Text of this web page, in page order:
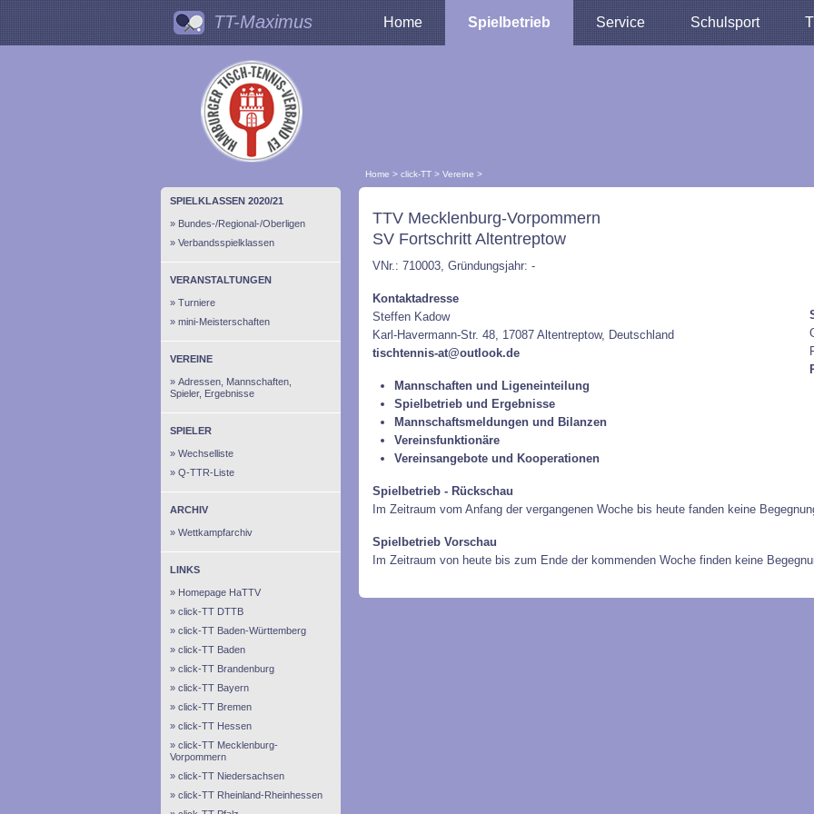
TT-Maximus Home Spielbetrieb Service Schulsport
Home > click-TT > Vereine >
SPIELKLASSEN 2020/21
Bundes-/Regional-/Oberligen
Verbandsspielklassen
VERANSTALTUNGEN
Turniere
mini-Meisterschaften
VEREINE
Adressen, Mannschaften,
Spieler, Ergebnisse
SPIELER
Wechselliste
Q-TTR-Liste
ARCHIV
Wettkampfarchiv
LINKS
Homepage HaTTV
click-TT DTTB
click-TT Baden-Württemberg
click-TT Baden
click-TT Brandenburg
click-TT Bayern
click-TT Bremen
click-TT Hessen
click-TT Mecklenburg-
Vorpommern
click-TT Niedersachsen
click-TT Rheinland-Rheinhessen
TTV Mecklenburg-Vorpommern
SV Fortschritt Altentreptow
VNr.: 710003, Gründungsjahr: -
Kontaktadresse
Steffen Kadow
Karl-Havermann-Str. 48, 17087 Altentreptow, Deutschland
tischtennis-at@outlook.de
Mannschaften und Ligeneinteilung
Spielbetrieb und Ergebnisse
Mannschaftsmeldungen und Bilanzen
Vereinsfunktionäre
Vereinsangebote und Kooperationen
Spielbetrieb - Rückschau
Im Zeitraum vom Anfang der vergangenen Woche bis heute fanden keine
Spielbetrieb Vorschau
Im Zeitraum von heute bis zum Ende der kommenden Woche finden keine